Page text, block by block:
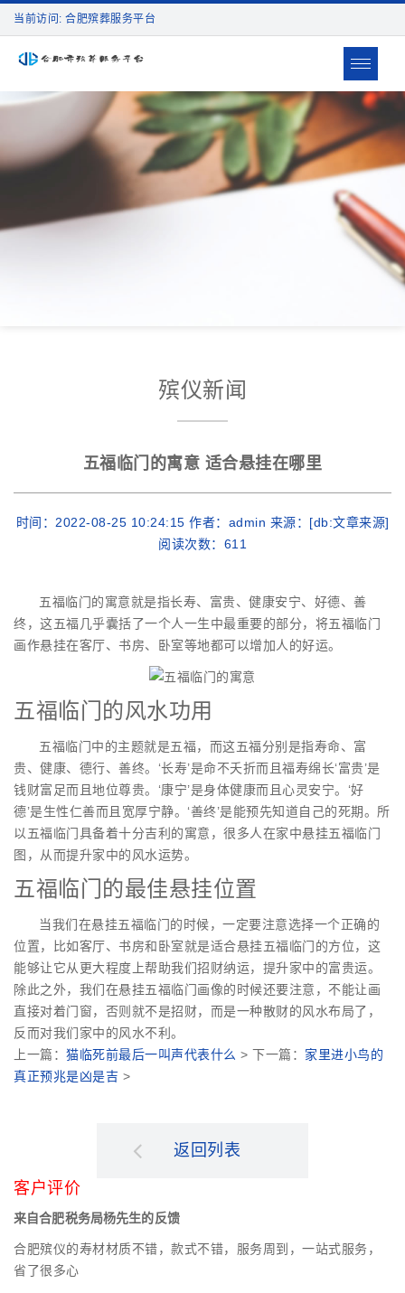
当前访问: 合肥殡葬服务平台
Toggle
殡仪新闻
五福临门的寓意 适合悬挂在哪里
时间：2022-08-25 10:24:15 作者：admin 来源：[db:文章来源]
阅读次数： 611
五福临门的寓意就是指长寿、富贵、健康安宁、好德、善
终，这五福几乎囊括了一个人一生中最重要的部分，将五福临门
画作悬挂在客厅、书房、卧室等地都可以增加人的好运。
五福临门的风水功用
五福临门中的主题就是五福，而这五福分别是指寿命、富
贵、健康、德行、善终。‘长寿’是命不夭折而且福寿绵长‘富贵’是
钱财富足而且地位尊贵。‘康宁’是身体健康而且心灵安宁。‘好
德’是生性仁善而且宽厚宁静。‘善终’是能预先知道自己的死期。所
以五福临门具备着十分吉利的寓意，很多人在家中悬挂五福临门
图，从而提升家中的风水运势。
五福临门的最佳悬挂位置
当我们在悬挂五福临门的时候，一定要注意选择一个正确的
位置，比如客厅、书房和卧室就是适合悬挂五福临门的方位，这
能够让它从更大程度上帮助我们招财纳运，提升家中的富贵运。
除此之外，我们在悬挂五福临门画像的时候还要注意，不能让画
直接对着门窗，否则就不是招财，而是一种散财的风水布局了，
反而对我们家中的风水不利。
上一篇： 猫临死前最后一叫声代表什么 > 下一篇： 家里进小鸟的
真正预兆是凶是吉 >
返回列表
客户评价
来自合肥税务局杨先生的反馈
合肥殡仪的寿材材质不错，款式不错，服务周到，一站式服务，
省了很多心